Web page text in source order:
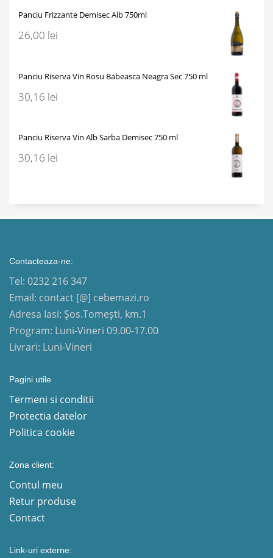
Panciu Frizzante Demisec Alb 750ml
26,00 lei
Panciu Riserva Vin Rosu Babeasca Neagra Sec 750 ml
30,16 lei
Panciu Riserva Vin Alb Sarba Demisec 750 ml
30,16 lei
Contacteaza-ne:
Tel: 0232 216 347
Email: contact [@] cebemazi.ro
Adresa Iasi: Șos.Tomești, km.1
Program: Luni-Vineri 09.00-17.00
Livrari: Luni-Vineri
Pagini utile
Termeni si conditii
Protectia datelor
Politica cookie
Zona client:
Contul meu
Retur produse
Contact
Link-uri externe: